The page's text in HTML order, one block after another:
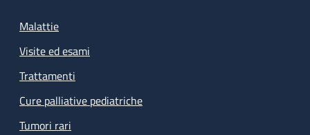
Malattie
Visite ed esami
Trattamenti
Cure palliative pediatriche
Tumori rari